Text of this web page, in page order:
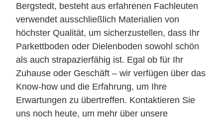
Bergstedt, besteht aus erfahrenen Fachleuten
verwendet ausschließlich Materialien von
höchster Qualität, um sicherzustellen, dass Ihr
Parkettboden oder Dielenboden sowohl schön
als auch strapazierfähig ist. Egal ob für Ihr
Zuhause oder Geschäft – wir verfügen über das
Know-how und die Erfahrung, um Ihre
Erwartungen zu übertreffen. Kontaktieren Sie
uns noch heute, um mehr über unsere